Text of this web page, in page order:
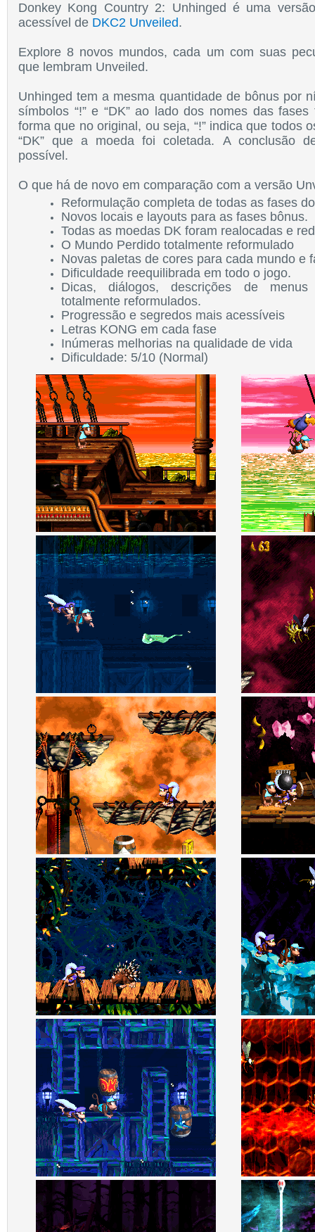
Donkey Kong Country 2: Unhinged é uma
acessível de DKC2 Unveiled.
Explore 8 novos mundos, cada um com suas
que lembram Unveiled.
Unhinged tem a mesma quantidade de bônus por
símbolos “!” e “DK” ao lado dos nomes das
forma que no original, ou seja, “!”indica que todos
“DK” que a moeda foi coletada. A conclusão
possível.
O que há de novo em comparação com a versão
Reformulação completa de todas as fases
Novos locais e layouts para as fases bônus.
Todas as moedas DK foram realocadas e
O Mundo Perdido totalmente reformulado
Novas paletas de cores para cada mundo e
Dificuldade reequilibrada em todo o jogo.
Dicas, diálogos, descrições de
totalmente reformulados.
Progressão e segredos mais acessíveis
Letras KONG em cada fase
Inúmeras melhorias na qualidade de vida
Dificuldade: 5/10 (Normal)